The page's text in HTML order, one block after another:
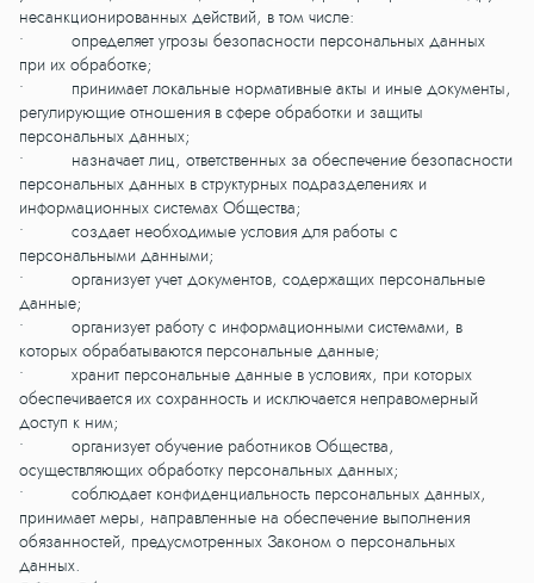
несанкционированных действий, в том числе:
• определяет угрозы безопасности персональных данных
при их обработке;
• принимает локальные нормативные акты и иные документы,
регулирующие отношения в сфере обработки и защиты
персональных данных;
• назначает лиц, ответственных за обеспечение безопасности
персональных данных в структурных подразделениях и
информационных системах Общества;
• создает необходимые условия для работы с
персональными данными;
• организует учет документов, содержащих персональные
данные;
• организует работу с информационными системами, в
которых обрабатываются персональные данные;
• хранит персональные данные в условиях, при которых
обеспечивается их сохранность и исключается неправомерный
доступ к ним;
• организует обучение работников Общества,
осуществляющих обработку персональных данных;
• соблюдает конфиденциальность персональных данных,
принимает меры, направленные на обеспечение выполнения
обязанностей, предусмотренных Законом о персональных
данных.